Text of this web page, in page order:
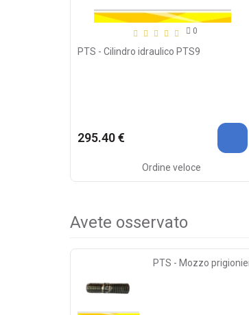
0
PTS - Cilindro idraulico PTS9
295.40 €
Ordine veloce
Avete osservato
PTS - Mozzo